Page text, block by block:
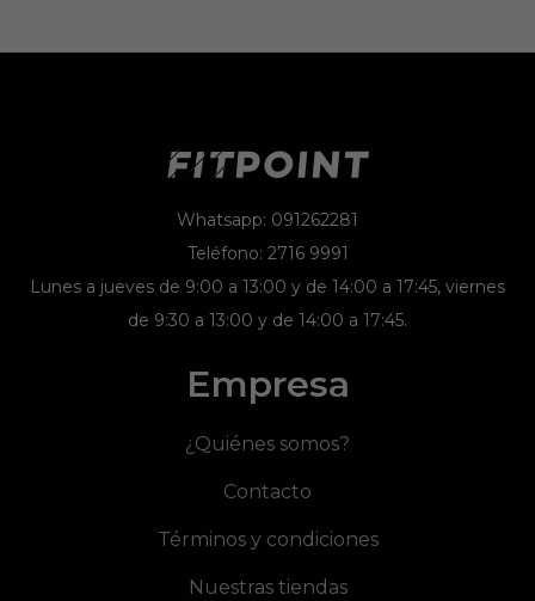
Whatsapp: 091262281
Teléfono: 2716 9991
Lunes a jueves de 9:00 a 13:00 y de 14:00 a 17:45, viernes
de 9:30 a 13:00 y de 14:00 a 17:45.
Empresa
¿Quiénes somos?
Contacto
Términos y condiciones
Nuestras tiendas